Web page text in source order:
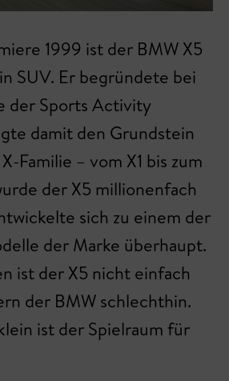
1999 ist der BMW X5
SUV. Er begründete bei
der Sports Activity
damit den Grundstein
Familie – vom X1 bis zum
der X5 millionenfach
sich zu einem der
der Marke überhaupt.
ist der X5 nicht einfach
der BMW schlechthin.
ist der Spielraum für